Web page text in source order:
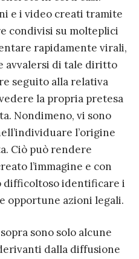
e i video creati tramite
condivisi su molteplici
rapidamente virali,
avvalersi di tale diritto
seguito alla relativa
la propria pretesa
Nondimeno, vi sono
l’origine
Ciò può rendere
l’immagine e con
difficoltoso identificare i
opportune azioni legali.
sono solo alcune
dalla diffusione